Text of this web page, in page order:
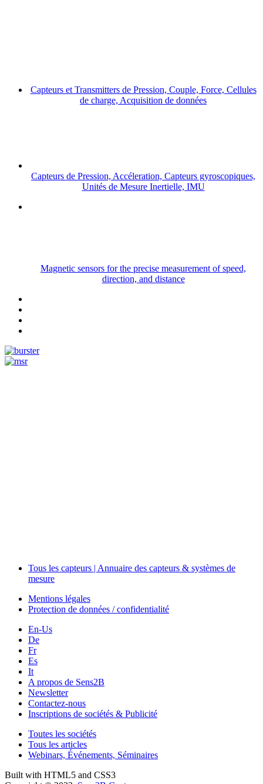
Capteurs et Transmitters de Pression, Couple, Force, Cellules
de charge, Acquisition de données
Capteurs de Pression, Accéleration, Capteurs gyroscopiques,
Unités de Mesure Inertielle, IMU
Magnetic sensors for the precise measurement of speed,
direction, and distance
Tous les capteurs | Annuaire des capteurs & systèmes de
mesure
Mentions légales
Protection de données / confidentialité
En-Us
De
Fr
Es
It
A propos de Sens2B
Newsletter
Contactez-nous
Inscriptions de sociétés & Publicité
Toutes les sociétés
Tous les articles
Webinars, Événements, Séminaires
Built with HTML5 and CSS3